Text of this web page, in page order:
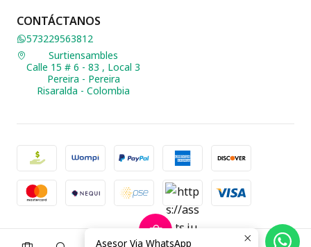
0
CONTÁCTANOS
573229563812
Surtiensambles
Calle 15 # 6 - 83 , Local 3
Pereira - Pereira
Risaralda - Colombia
Asesor Via WhatsApp